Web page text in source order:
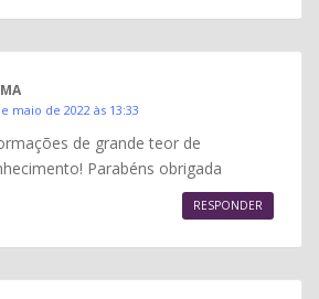
maio de 2022 às 13:33
de grande teor de
Parabéns obrigada
RESPONDER